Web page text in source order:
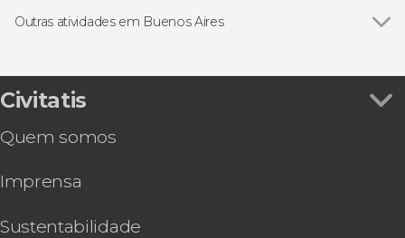
Puerto Madero
Free Tour
Bilhetes
Excursões de um dia
Passeios de barco
Cavalos
Outras atividades em Buenos Aires
Ingresso do Museu do Boca Juniors
Ingresso do Museu River e Estádio Monumental
Espetáculo Rojo Tango
do Sacramento
Colônia do Sacramento
Civitatis
Quem somos
Imprensa
Sustentabilidade